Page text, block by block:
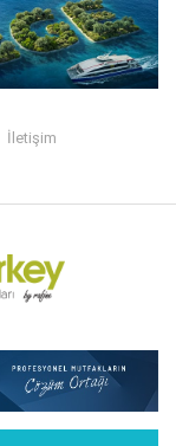
İletişim